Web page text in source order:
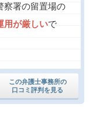
この弁護士事務所の
口コミ評判を見る
察署の留置場の
用が厳しいで